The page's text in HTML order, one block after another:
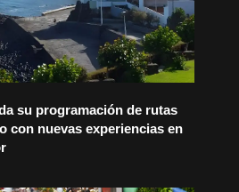
su programación de rutas
con nuevas experiencias en